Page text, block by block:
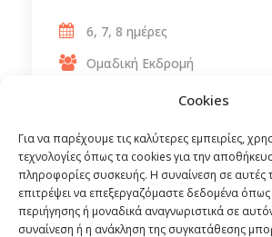
Cookies
Για να παρέχουμε τις καλύτερες εμπειρίες,
τεχνολογίες όπως τα cookies για την
πληροφορίες συσκευής. Η συναίνεση σε αυτές
επιτρέψει να επεξεργαζόμαστε δεδομένα
περιήγησης ή μοναδικά αναγνωριστικά σε
συναίνεση ή η ανάκληση της συγκατάθεσης
6, 7, 8 ημέρες
Ομαδική Εκδρομή